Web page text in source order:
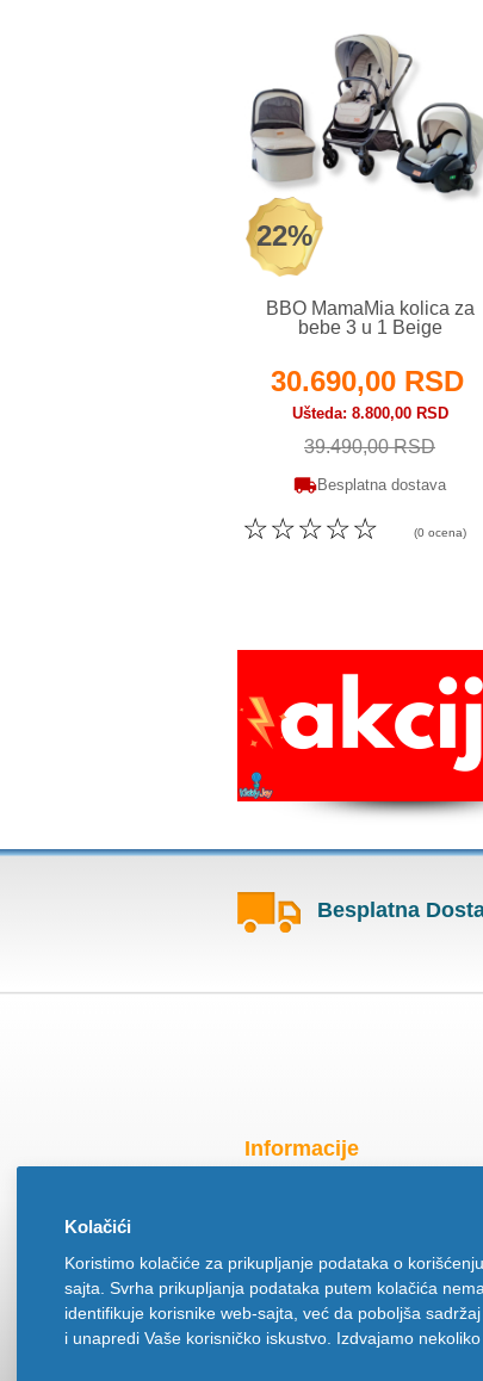
22%
BBO MamaMia kolica za
bebe 3 u 1 Beige
30.690,00 RSD
Ušteda 8.800,00 RSD
39.490,00 RSD
Besplatna dostava
☆
☆
☆
☆
☆ (0 ocena)
Besplatna
Informacije
Način isporuke
Načini plaćanja
Politika privatnosti
Kolačići
Koristimo kolačiće za prikupljanje podataka o
sajta. Svrha prikupljanja podataka putem kolačića
identifikuje korisnike web-sajta, već da poboljša
i unapredi Vaše korisničko iskustvo. Izdvajamo